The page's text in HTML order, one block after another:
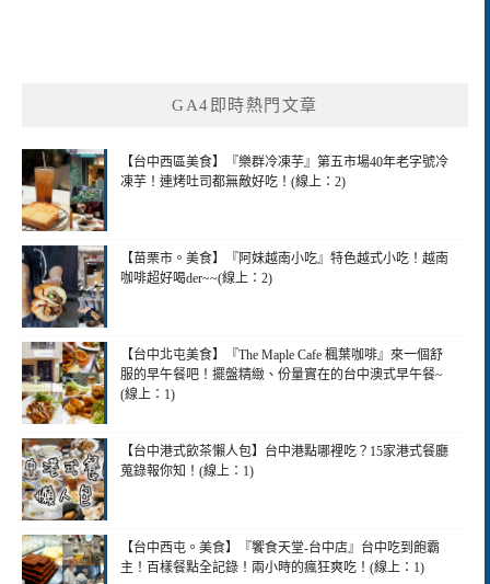
GA4即時熱門文章
【台中西區美食】『樂群冷凍芋』第五市場40年老字號冷
凍芋！連烤吐司都無敵好吃！(線上：2)
【苗栗市。美食】『阿妹越南小吃』特色越式小吃！越南
咖啡超好喝der~~(線上：2)
【台中北屯美食】『The Maple Cafe 楓葉咖啡』來一個舒
服的早午餐吧！擺盤精緻、份量實在的台中澳式早午餐~
(線上：1)
【台中港式飲茶懶人包】台中港點哪裡吃？15家港式餐廳
蒐錄報你知！(線上：1)
【台中西屯。美食】『饗食天堂-台中店』台中吃到飽霸
主！百樣餐點全記錄！兩小時的瘋狂爽吃！(線上：1)